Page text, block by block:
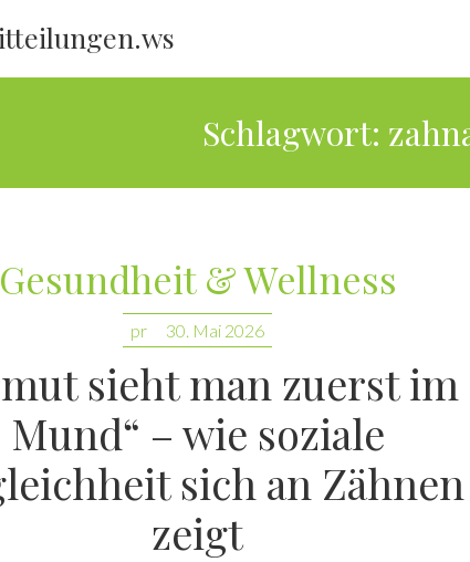
Schlagwort:
Gesundheit & Wellness
pr 30. Mai 2026
sieht man zuerst im
Mund“ – wie soziale
sich an Zähnen
zeigt